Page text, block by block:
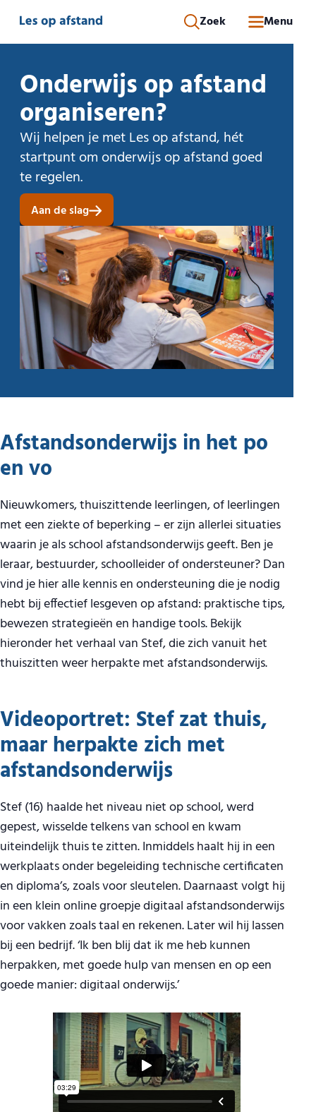
Direct naar inhoud
Zoek Menu
Onderwijs op afstand
organiseren?
Wij helpen je met Les op afstand, hét
startpunt om onderwijs op afstand goed
te regelen.
Aan de slag
Afstandsonderwijs in het po
en vo
Nieuwkomers, thuiszittende leerlingen, of leerlingen
met een ziekte of beperking – er zijn allerlei situaties
waarin je als school afstandsonderwijs geeft. Ben je
leraar, bestuurder, schoolleider of ondersteuner? Dan
vind je hier alle kennis en ondersteuning die je nodig
hebt bij effectief lesgeven op afstand: praktische tips,
bewezen strategieën en handige tools. Bekijk
hieronder het verhaal van Stef, die zich vanuit het
thuiszitten weer herpakte met afstandsonderwijs.
Videoportret: Stef zat thuis,
maar herpakte zich met
afstandsonderwijs
Stef (16) haalde het niveau niet op school, werd
gepest, wisselde telkens van school en kwam
uiteindelijk thuis te zitten. Inmiddels haalt hij in een
werkplaats onder begeleiding technische certificaten
en diploma’s, zoals voor sleutelen. Daarnaast volgt hij
in een klein online groepje digitaal afstandsonderwijs
voor vakken zoals taal en rekenen. Later wil hij lassen
bij een bedrijf. ‘Ik ben blij dat ik me heb kunnen
herpakken, met goede hulp van mensen en op een
goede manier: digitaal onderwijs.’